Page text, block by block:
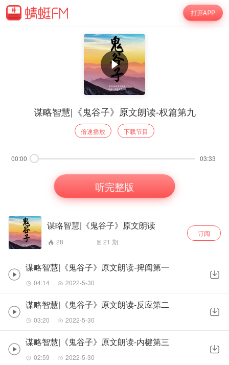
打开APP
谋略智慧|《鬼谷子》原文朗读-权篇第九
倍速播放 下载节目
00:00 03:33
听完整版
谋略智慧|《鬼谷子》原文朗读
28 21 期
订阅
谋略智慧|《鬼谷子》原文朗读-捭阖第一
04:14 2022-5-30
谋略智慧|《鬼谷子》原文朗读-反应第二
03:20 2022-5-30
谋略智慧|《鬼谷子》原文朗读-内楗第三
02:59 2022-5-30